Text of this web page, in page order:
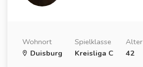
Wohnort
Duisburg
Spielklasse
Kreisliga C
Alter
42